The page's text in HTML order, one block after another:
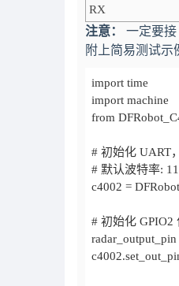
RX
注意：
一定要接
附上简易测试示